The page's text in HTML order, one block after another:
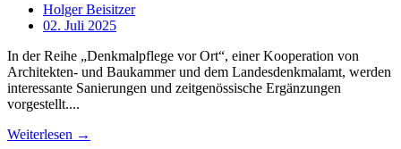
Holger Beisitzer
02. Juli 2025
In der Reihe „Denkmalpflege vor Ort“, einer Kooperation von
Architekten- und Baukammer und dem Landesdenkmalamt, werden
interessante Sanierungen und zeitgenössische Ergänzungen
vorgestellt....
Weiterlesen →